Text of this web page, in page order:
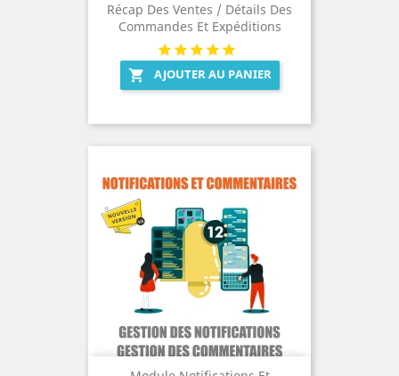
Récap Des Ventes / Détails Des
Commandes Et Expéditions
 AJOUTER AU PANIER